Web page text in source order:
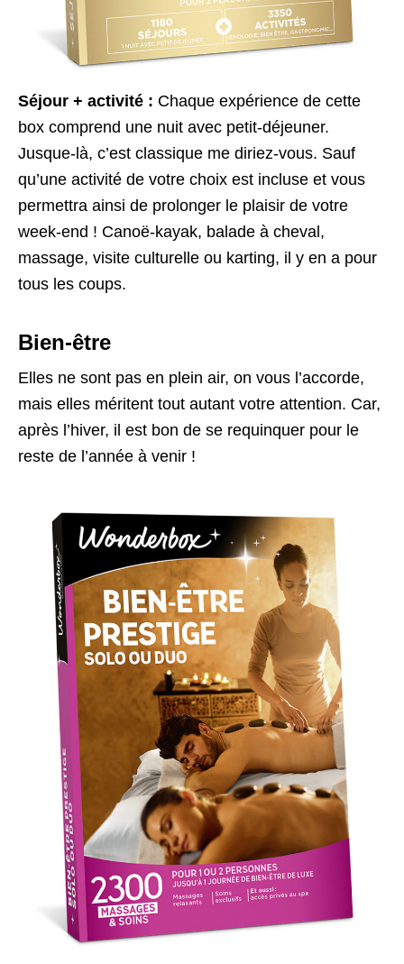
Séjour + activité : Chaque expérience de cette
box comprend une nuit avec petit-déjeuner.
Jusque-là, c’est classique me diriez-vous. Sauf
qu’une activité de votre choix est incluse et vous
permettra ainsi de prolonger le plaisir de votre
week-end ! Canoë-kayak, balade à cheval,
massage, visite culturelle ou karting, il y en a pour
tous les coups.
Bien-être
Elles ne sont pas en plein air, on vous l’accorde,
mais elles méritent tout autant votre attention. Car,
après l’hiver, il est bon de se requinquer pour le
reste de l’année à venir !